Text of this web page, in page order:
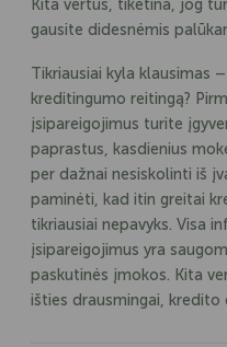
Kita vertus, tikėtina, jog
gausite didesnėmis
Tikriausiai kyla klausimas
kreditingumo reitingą?
įsipareigojimus turite
paprastus, kasdienius
per dažnai nesiskolinti iš
paminėti, kad itin greitai
tikriausiai nepavyks. Visa
įsipareigojimus yra
paskutinės įmokos. Kita
išties drausmingai,